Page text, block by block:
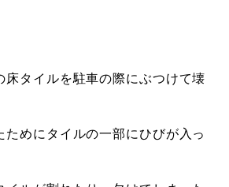
床タイルを駐車の際にぶつけて壊
ためにタイルの一部にひびが入っ